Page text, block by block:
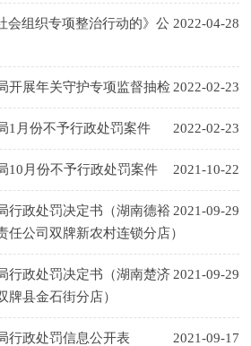
2022-04-28
会组织专项整治行动的》公
2022-02-23
开展年关守护专项监督抽检
2022-02-23
1月份不予行政处罚案件
2021-10-22
10月份不予行政处罚案件
2021-09-29
行政处罚决定书（湖南德裕
任公司双牌新农村连锁分店）
2021-09-29
行政处罚决定书（湖南楚济
牌县金石街分店）
2021-09-17
行政处罚信息公开表